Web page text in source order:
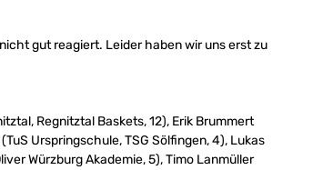
gut reagiert. Leider haben wir uns erst zu
Regnitztal Baskets, 12), Erik Brummert
Urspringschule, TSG Sölfingen, 4), Lukas
Würzburg Akademie, 5), Timo Lanmüller